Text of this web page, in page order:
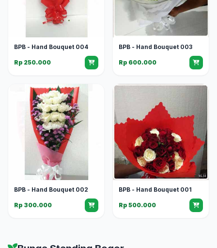
BPB - Hand Bouquet 004
Rp 250.000
BPB - Hand Bouquet 003
Rp 600.000
BPB - Hand Bouquet 002
Rp 300.000
BPB - Hand Bouquet 001
Rp 500.000